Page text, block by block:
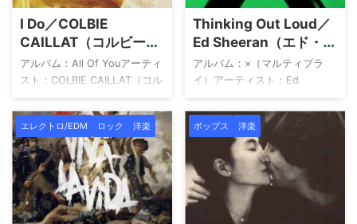
Always12The Best
Day13Change14Our Song15T
...
タイルズ、ルイ・トムリンソ
ン、ナイル・ホーラン、リア
ム・ペイン、そして後に脱退
するゼイン・マリクの5人でス
タートし、サイモン・コーウ
てデビューしました。 彼らは
『Up All Night』 ...
I Do／COLBIE
CAILLAT（コルビー・
キャレイ）
アルバム：All Of Youアーティ
スト：COLBIE CAILLAT（コル
ビー・キャレイ） 1Brighter
Than The Sun2I Do3Before I
Let You Go4Favorite
Song5What If6Shadow7Think
Good Thoughts8Like
Yesterday9All Of
You10Dream Life, Life11What
Means The Most12Make It
Thinking Out Loud／
Ed Sheeran（エド・シ
ーラン）
アルバム：×（マルティプラ
イ）アーティスト：Ed
Sheeran（エド・シーラン） X
エド・シーラン Amazon 楽天
市場 Yahoo!ショッピング
HMV TOWER RECORDS Book
Off メルカリ provided by
Wedding Sound アーティスト
について ED SHEERAN（エ
ド・シーラン）は、1991年に
エレクトロ/EDM ロック 洋楽 ポップス 洋楽